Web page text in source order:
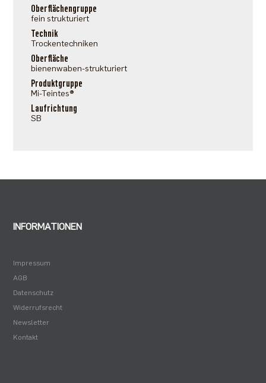
Oberflächengruppe
fein strukturiert
Technik
Trockentechniken
Oberfläche
bienenwaben-strukturiert
Produktgruppe
Mi-Teintes®
Laufrichtung
SB
INFORMATIONEN
Impressum
AGB
Datenschutz
Widerrufsrecht
Newsletter
Kontakt